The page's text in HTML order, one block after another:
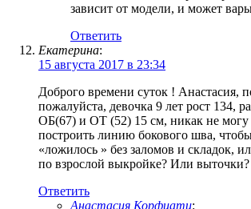
зависит от модели, и может
Ответить
Екатерина:
15 августа 2017 в 23:34
Доброго времени суток ! Анастасия,
пожалуйста, девочка 9 лет рост 134,
ОБ(67) и ОТ (52) 15 см, никак не могу
построить линию бокового шва,
«ложилось » без заломов и складок,
по взрослой выкройке? Или выточки?
Ответить
Анастасия Корфиати: